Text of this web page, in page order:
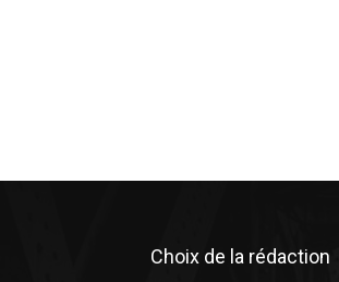
Choix de la rédaction